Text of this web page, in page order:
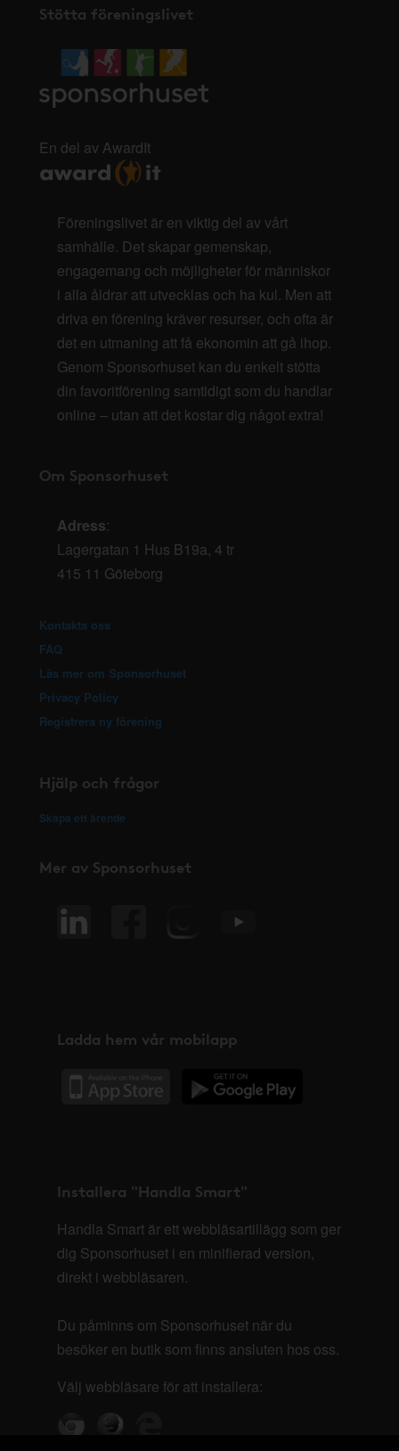
Stötta föreningslivet
En del av AwardIt
Föreningslivet är en viktig del av vårt
samhälle. Det skapar gemenskap,
engagemang och möjligheter för människor
i alla åldrar att utvecklas och ha kul. Men att
driva en förening kräver resurser, och ofta är
det en utmaning att få ekonomin att gå ihop.
Genom Sponsorhuset kan du enkelt stötta
din favoritförening samtidigt som du handlar
online – utan att det kostar dig något extra!
Om Sponsorhuset
Adress:
Lagergatan 1 Hus B19a, 4 tr
415 11 Göteborg
Kontakta oss
FAQ
Läs mer om Sponsorhuset
Privacy Policy
Registrera ny förening
Hjälp och frågor
Skapa ett ärende
Mer av Sponsorhuset
Ladda hem vår mobilapp
Installera "Handla Smart"
Handla Smart är ett webbläsartillägg som ger
dig Sponsorhuset i en minifierad version,
direkt i webbläsaren.
Du påminns om Sponsorhuset när du
besöker en butik som finns ansluten hos oss.
Välj webbläsare för att installera: